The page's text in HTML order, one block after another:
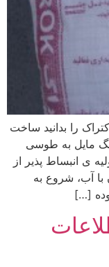
را بدانید ساخت
مایل به طوسی
ی انبساط پذیر از
آب، شروع به
[…]